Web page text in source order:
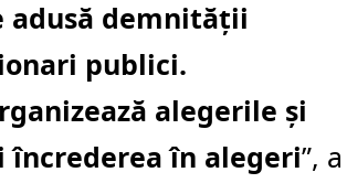
adusă demnității
publici.
alegerile și
în alegeri”, a